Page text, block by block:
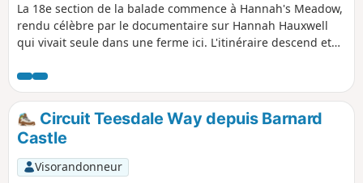
La 18e section de la balade commence à Hannah's Meadow,
rendu célèbre par le documentaire sur Hannah Hauxwell
qui vivait seule dans une ferme ici. L'itinéraire descend et
monter à Cotherstone Moor et de finir à la Roman Road.
Circuit Teesdale Way depuis Barnard
Castle
Visorandonneur